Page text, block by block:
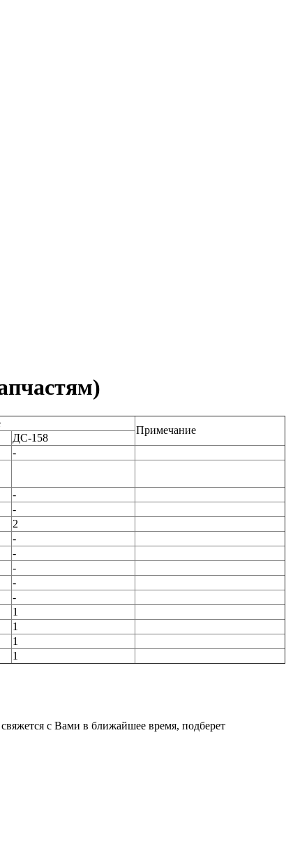
Примечание
ДС-158
-
-
-
2
-
-
-
-
-
1
1
1
1
с Вами в ближайшее время, подберет